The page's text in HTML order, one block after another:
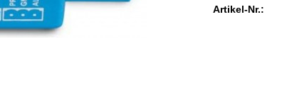
Artikel-Nr.: